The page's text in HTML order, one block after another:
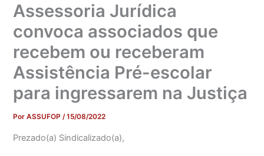
Assessoria Jurídica
convoca associados que
recebem ou receberam
Assistência Pré-escolar
para ingressarem na Justiça
PorASSUFOP/15/08/2022
Prezado(a) Sindicalizado(a),